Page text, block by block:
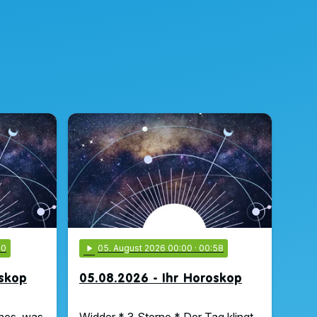
play_arrow 05. August 2026 00:00 · 00:58
05.08.2026 - Ihr Horoskop